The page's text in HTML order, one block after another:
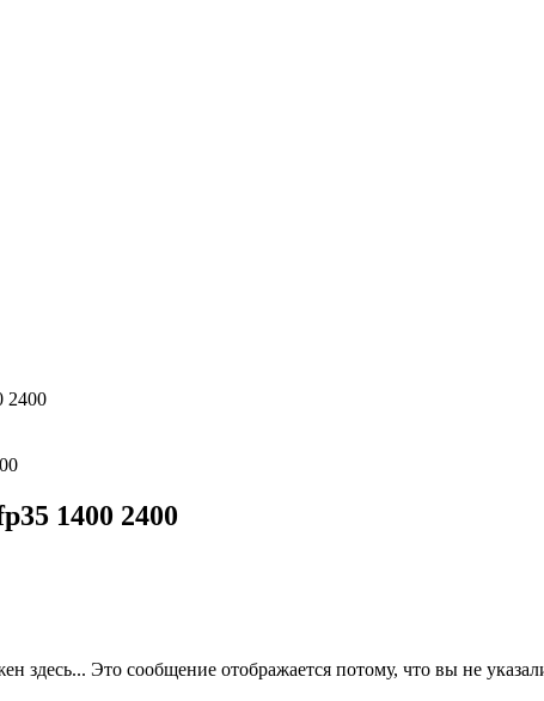
2400
1400 2400
здесь... Это сообщение отображается потому, что вы не